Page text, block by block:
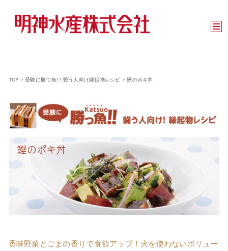
TOP >受験に勝つ魚! ! 戦う人向け縁起物レシピ >鰹のポキ丼
香味野菜とごまの香りで食欲アップ！火を使わないボリュー